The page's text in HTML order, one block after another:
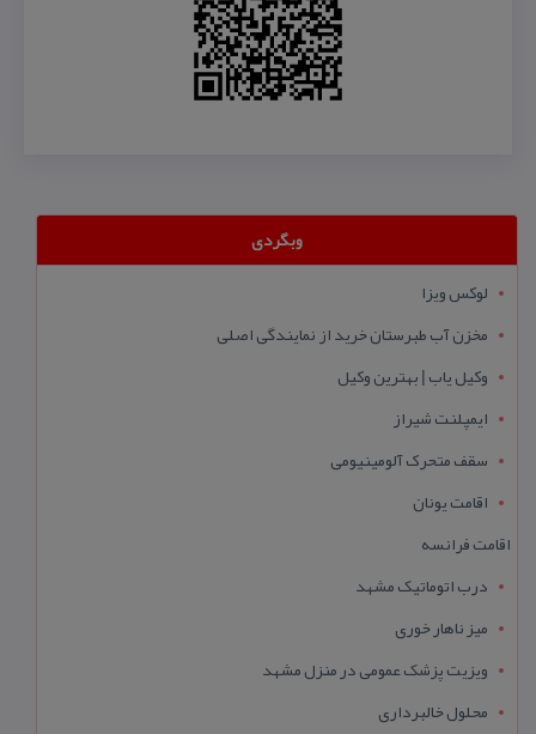
وبگردی
لوکس ویزا
مخزن آب طبرستان خرید از نمایندگی اصلی
وکیل یاب | بهترین وکیل
ایمپلنت شیراز
سقف متحرک آلومینیومی
اقامت یونان
اقامت فرانسه
درب اتوماتیک مشهد
میز ناهار خوری
ویزیت پزشک عمومی در منزل مشهد
محلول خالبرداری